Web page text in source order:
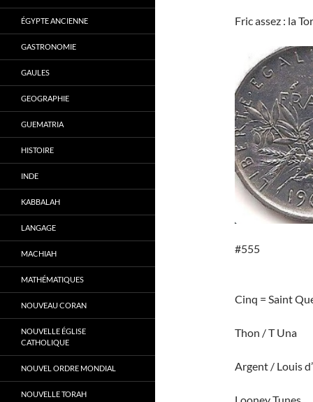
Fric assez : la
#555
Cinq = Saint
Thon / T Una
Argent / Louis
ÉGYPTE ANCIENNE
GASTRONOMIE
GAULES
GEOGRAPHIE
GUEMATRIA
HISTOIRE
INDE
KABBALAH
LANGAGE
MACHIAH
MATHÉMATIQUES
NOUVEAU CORAN
NOUVELLE ÉGLISE
CATHOLIQUE
NOUVEL ORDRE MONDIAL
NOUVELLE TORAH